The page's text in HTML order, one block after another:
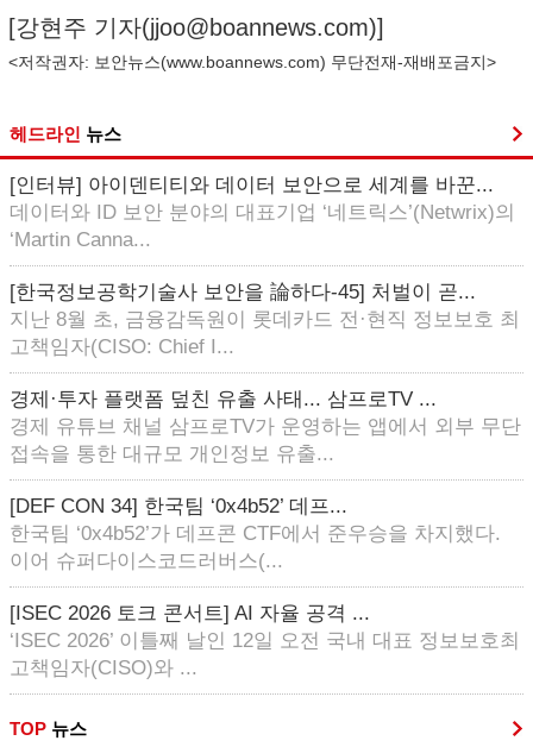
[강현주 기자(jjoo@boannews.com)]
<저작권자: 보안뉴스(www.boannews.com) 무단전재-재배포금지>
헤드라인 뉴스
[인터뷰] 아이덴티티와 데이터 보안으로 세계를 바꾼...
데이터와 ID 보안 분야의 대표기업 ‘네트릭스’(Netwrix)의
‘Martin Canna...
[한국정보공학기술사 보안을 論하다-45] 처벌이 곧...
지난 8월 초, 금융감독원이 롯데카드 전·현직 정보보호 최
고책임자(CISO: Chief I...
경제·투자 플랫폼 덮친 유출 사태... 삼프로TV ...
경제 유튜브 채널 삼프로TV가 운영하는 앱에서 외부 무단
접속을 통한 대규모 개인정보 유출...
[DEF CON 34] 한국팀 ‘0x4b52’ 데프...
한국팀 ‘0x4b52’가 데프콘 CTF에서 준우승을 차지했다.
이어 슈퍼다이스코드러버스(...
[ISEC 2026 토크 콘서트] AI 자율 공격 ...
‘ISEC 2026’ 이틀째 날인 12일 오전 국내 대표 정보보호최
고책임자(CISO)와 ...
TOP 뉴스